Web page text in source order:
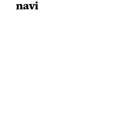
navi